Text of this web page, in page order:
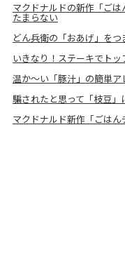
マクドナルドの新作「ご
たまらない
どん兵衛の「おあげ」を
いきなり！ステーキでト
温か～い「豚汁」の簡単
騙されたと思って「枝豆
マクドナルド新作「ごは